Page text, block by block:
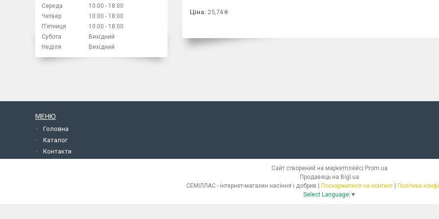
Ціна: 25,74 ₴
Середа
10:00
18:00
Четвер
10:00
18:00
Пʼятниця
10:00
18:00
Субота
Вихідний
Неділя
Вихідний
МЕНЮ
Головна
Каталог
Контакти
Сайт створений на маркетплейсі Prom.ua
Продавець на Bigl.ua
СЕМІЛЛАС - інтернет-магазин насіння і добрив | Поскаржитися на контент | Політика
Select Language ▼